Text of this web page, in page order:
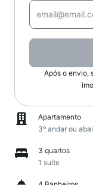
Após o envio,
Apartamento
3º andar ou
3 quartos
1 suíte